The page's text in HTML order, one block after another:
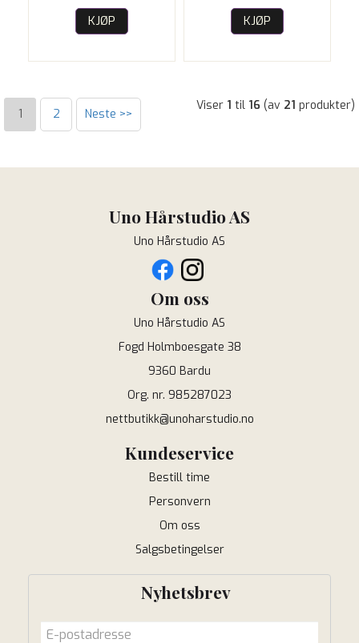
KJØP KJØP
1 2 Neste >>
Viser 1 til 16 (av 21 produkter)
Uno Hårstudio AS
Uno Hårstudio AS
Om oss
Uno Hårstudio AS
Fogd Holmboesgate 38
9360 Bardu
Org. nr. 985287023
nettbutikk@unoharstudio.no
Kundeservice
Bestill time
Personvern
Om oss
Salgsbetingelser
Nyhetsbrev